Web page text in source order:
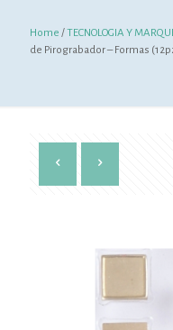
Home /TECNOLOGIA Y
de Pirograbador – Formas